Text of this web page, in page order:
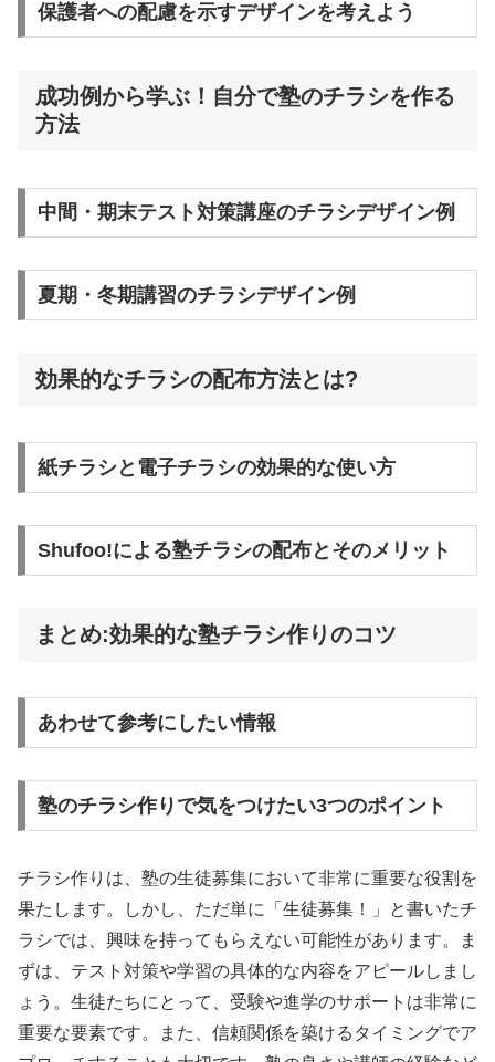
保護者への配慮を示すデザインを考えよう
成功例から学ぶ！自分で塾のチラシを作る
方法
中間・期末テスト対策講座のチラシデザイン例
夏期・冬期講習のチラシデザイン例
効果的なチラシの配布方法とは?
紙チラシと電子チラシの効果的な使い方
Shufoo!による塾チラシの配布とそのメリット
まとめ:効果的な塾チラシ作りのコツ
あわせて参考にしたい情報
塾のチラシ作りで気をつけたい3つのポイント
チラシ作りは、塾の生徒募集において非常に重要な役割を
果たします。しかし、ただ単に「生徒募集！」と書いたチ
ラシでは、興味を持ってもらえない可能性があります。ま
ずは、テスト対策や学習の具体的な内容をアピールしまし
ょう。生徒たちにとって、受験や進学のサポートは非常に
重要な要素です。また、信頼関係を築けるタイミングでア